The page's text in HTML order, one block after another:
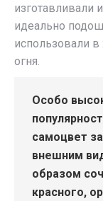
изготавливали
идеально
использовали
огня.
Особо
самоцвет
внешним
образом
красного,